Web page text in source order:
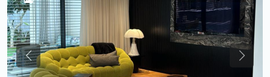
Previous